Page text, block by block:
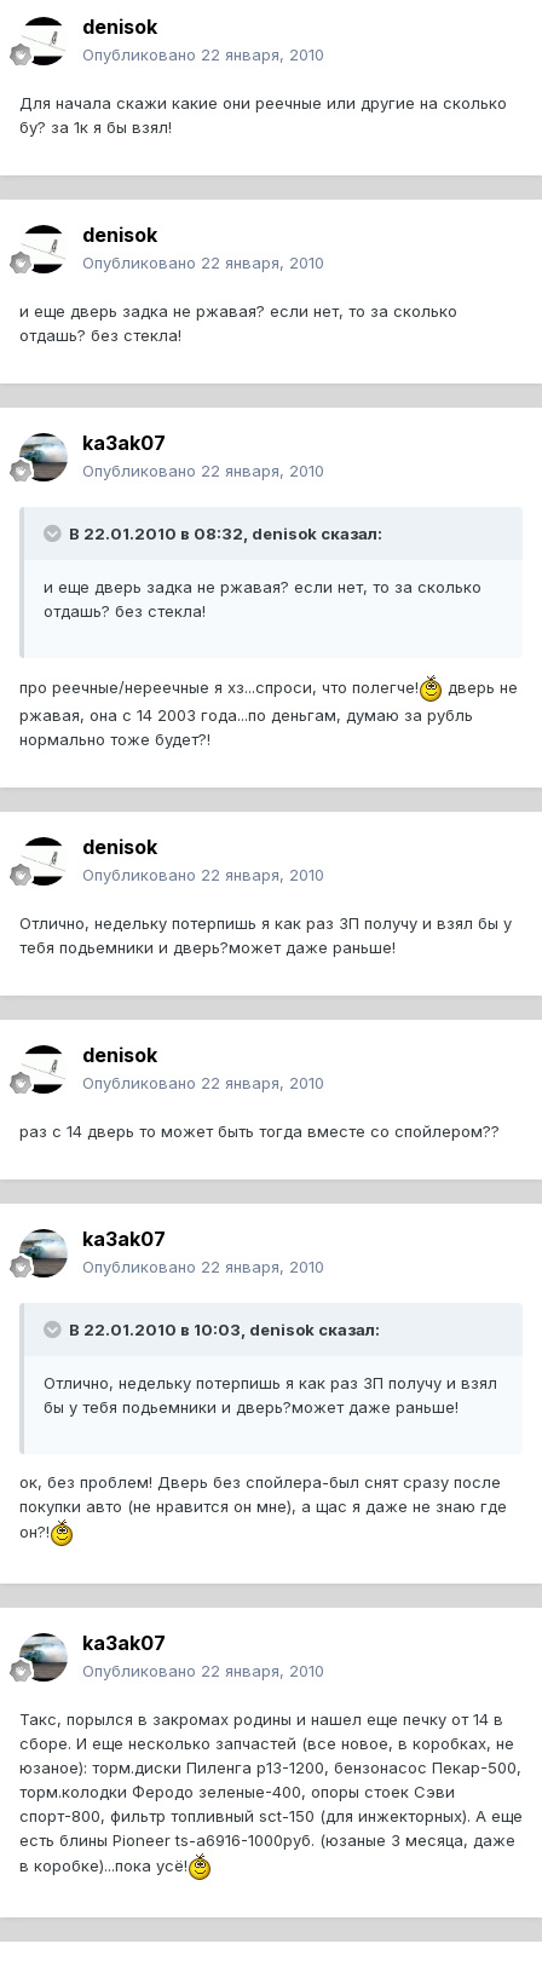
denisok
Опубликовано 22 января, 2010
Для начала скажи какие они реечные или другие на сколько
бу? за 1к я бы взял!
denisok
Опубликовано 22 января, 2010
и еще дверь задка не ржавая? если нет, то за сколько
отдашь? без стекла!
ka3ak07
Опубликовано 22 января, 2010
В 22.01.2010 в 08:32, denisok сказал:
и еще дверь задка не ржавая? если нет, то за сколько
отдашь? без стекла!
про реечные/нереечные я хз...спроси, что полегче!
дверь не
ржавая, она с 14 2003 года...по деньгам, думаю за рубль
нормально тоже будет?!
denisok
Опубликовано 22 января, 2010
Отлично, недельку потерпишь я как раз ЗП получу и взял бы у
тебя подьемники и дверь?может даже раньше!
denisok
Опубликовано 22 января, 2010
раз с 14 дверь то может быть тогда вместе со спойлером??
ka3ak07
Опубликовано 22 января, 2010
В 22.01.2010 в 10:03, denisok сказал:
Отлично, недельку потерпишь я как раз ЗП получу и взял
бы у тебя подьемники и дверь?может даже раньше!
ок, без проблем! Дверь без спойлера-был снят сразу после
покупки авто (не нравится он мне), а щас я даже не знаю где
он?!
ka3ak07
Опубликовано 22 января, 2010
Такс, порылся в закромах родины и нашел еще печку от 14 в
сборе. И еще несколько запчастей (все новое, в коробках, не
юзаное): торм.диски Пиленга р13-1200, бензонасос Пекар-500,
торм.колодки Феродо зеленые-400, опоры стоек Сэви
спорт-800, фильтр топливный sct-150 (для инжекторных). А еще
есть блины Pioneer ts-a6916-1000руб. (юзаные 3 месяца, даже
в коробке)...пока усё!